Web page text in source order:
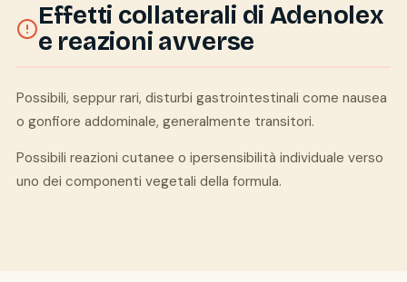
Effetti collaterali di Adenolex
e reazioni avverse
Possibili, seppur rari, disturbi gastrointestinali come nausea
o gonfiore addominale, generalmente transitori.
Possibili reazioni cutanee o ipersensibilità individuale verso
uno dei componenti vegetali della formula.